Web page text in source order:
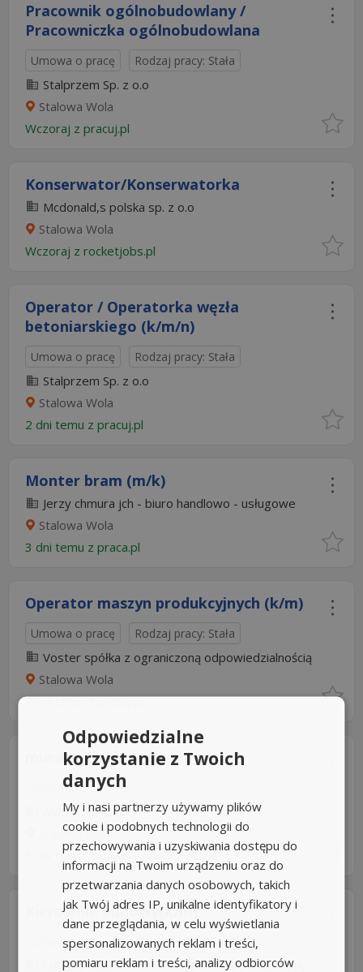
Pracownik ogólnobudowlany /
Pracowniczka ogólnobudowlana
Umowa o pracę Rodzaj pracy: Stała
Stalprzem Sp. z o.o
Stalowa Wola
Wczoraj z pracuj.pl
Konserwator/Konserwatorka
Mcdonald,s polska sp. z o.o
Stalowa Wola
Wczoraj z rocketjobs.pl
Operator / Operatorka węzła
betoniarskiego (k/m/n)
Umowa o pracę Rodzaj pracy: Stała
Stalprzem Sp. z o.o
Stalowa Wola
2 dni temu z pracuj.pl
Monter bram (m/k)
Jerzy chmura jch - biuro handlowo - usługowe
Stalowa Wola
3 dni temu z praca.pl
Operator maszyn produkcyjnych (k/m)
Umowa o pracę Rodzaj pracy: Stała
Voster spółka z ograniczoną odpowiedzialnością
Stalowa Wola
3 dni temu zpracuj.pl
murarz, cieśla szalunkowy
Rodzaj pracy: Inna
AMBAU SP.Z O.O
Stalowa Wola
5 dni temu -Aplikuj szybko z Nuzle
Kierownik budowy(k/m)
Umowa zlecenie Rodzaj pracy: Stała
ORLEN BUDONAFT SPÓŁKA Z OGRANICZONĄ
Odpowiedzialne
korzystanie z Twoich
danych
My i nasi partnerzy używamy plików
cookie i podobnych technologii do
przechowywania i uzyskiwania dostępu do
informacji na Twoim urządzeniu oraz do
przetwarzania danych osobowych, takich
jak Twój adres IP, unikalne identyfikatory i
dane przeglądania, w celu wyświetlania
spersonalizowanych reklam i treści,
pomiaru reklam i treści, analizy odbiorców